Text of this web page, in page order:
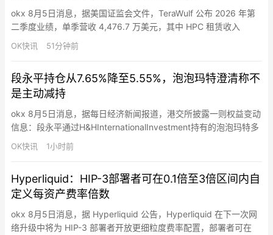
okx 8月5日消息，据美国证监会文件，TeraWulf 公布 2026 年第
二季度业绩，单季营收 4,476.7 万美元，其中 HPC 租赁收入
3,193.2 万美元，占比约 71%。公司在纽约 Lake Mariner 已有
102 兆瓦创收 IT 容量上线，并在建 336 兆瓦，单位 IT 容量成本
OK快讯 51分钟前
段永平持仓从7.65%降至5.55%，泡泡玛特澄清称不
是主动减持
okx 8月5日消息，据每日经济新闻报道，港交所披露一则权益变动
信息：段永平通过H&HInternationalInvestment持有的泡泡玛特多
头仓位，于7月30日从7.65%降至5.55%，下降2.1个百分点。泡泡
玛特方面表示，本次持股比例下降并非二级市场直接抛售减持，而
士进一步解释，段…
OK快讯 1小时前
Hyperliquid：HIP-3部署者可在0.1倍至3倍区间内自
定义每资产费率倍数
okx 8月5日消息，据 Hyperliquid 公告，Hyperliquid 在下一次网
络升级中将为 HIP-3 部署者开放更细粒度费率配置，部署者可在